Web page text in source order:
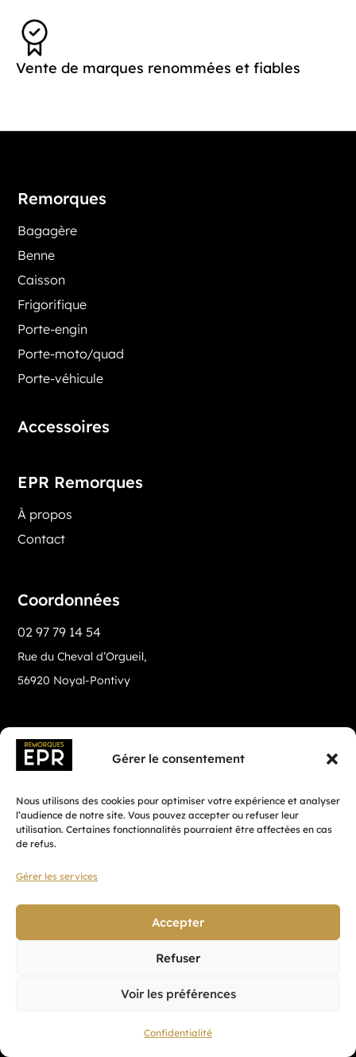
Gérer le consentement
Nous utilisons des cookies pour optimiser votre expérience et analyser
l’audience de notre site. Vous pouvez accepter ou refuser leur
utilisation. Certaines fonctionnalités pourraient être affectées en cas
de refus.
Gérer les services
Accepter
Refuser
Voir les préférences
Confidentialité
Vente de marques renommées et fiables
Remorques
Bagagère
Benne
Caisson
Frigorifique
Porte-engin
Porte-moto/quad
Porte-véhicule
Accessoires
EPR Remorques
À propos
Contact
Coordonnées
02 97 79 14 54
Rue du Cheval d’Orgueil,
56920 Noyal-Pontivy